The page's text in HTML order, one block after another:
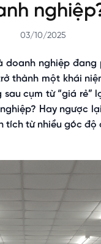
03/10/2025
doanh nghiệp
thành một khái
cụm từ “giá rẻ”
Hay ngược
tích từ nhiều góc